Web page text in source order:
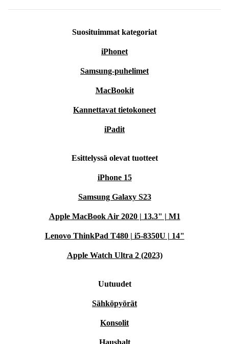
Suosituimmat kategoriat
iPhonet
Samsung-puhelimet
MacBookit
Kannettavat tietokoneet
iPadit
Esittelyssä olevat tuotteet
iPhone 15
Samsung Galaxy S23
Apple MacBook Air 2020 | 13.3" | M1
Lenovo ThinkPad T480 | i5-8350U | 14"
Apple Watch Ultra 2 (2023)
Uutuudet
Sähköpyörät
Konsolit
Haushalt